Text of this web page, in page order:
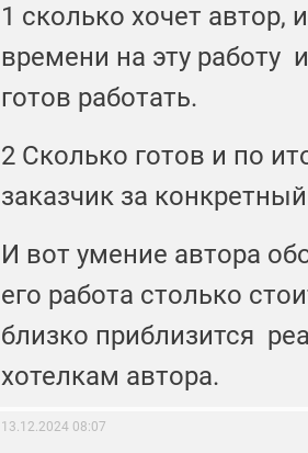
1 сколько хочет автор,
времени на эту работу
готов работать.
2 Сколько готов и по
заказчик за
И вот умение автора
его работа столько
близко приблизится
хотелкам автора.
13.12.2024 08:07